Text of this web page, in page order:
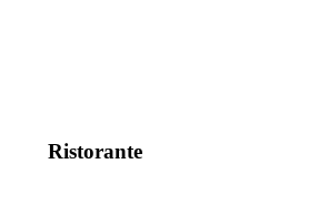
Ristorante